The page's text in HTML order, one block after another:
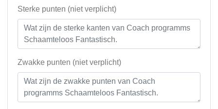
Sterke punten (niet verplicht)
Zwakke punten (niet verplicht)